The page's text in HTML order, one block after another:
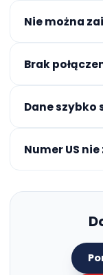
Nie można
Brak
Dane szybko
Numer US